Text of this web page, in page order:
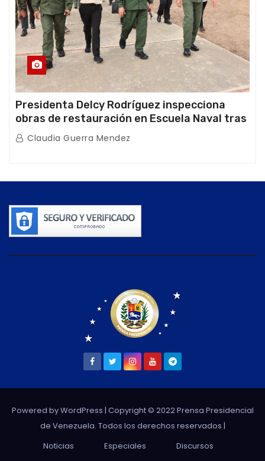
Presidenta Delcy Rodríguez inspecciona
obras de restauración en Escuela Naval tras
afectaciones sísmicas en La Guaira
Claudia Guerra Mendez
Powered by WordPress | Copyright © 2022 Prensa Presidencial
de Venezuela. Todos los derechos reservados |
Noticias
Especiales Discursos